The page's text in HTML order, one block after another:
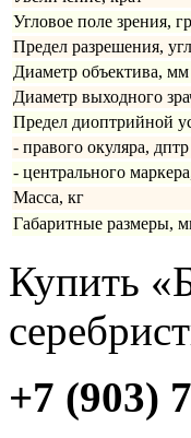
Угловое поле зрения,
Предел разрешения,
Диаметр объектива, мм
Диаметр выходного
Предел диоптрийной
- правого окуляра, дптр
- центрального
Масса, кг
Габаритные размеры,
Купить
+7 (903)